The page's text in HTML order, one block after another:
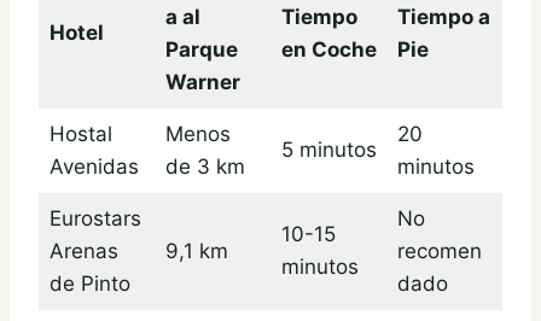
Hotel
a al
Parque
Warner
Tiempo
en Coche
Tiempo a
Pie
Hostal
Avenidas
Menos
de 3 km
5 minutos
20
minutos
Eurostars
Arenas
de Pinto
9,1 km
10-15
minutos
No
recomen
dado